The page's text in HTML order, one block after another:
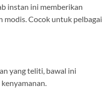
instan ini memberikan
modis. Cocok untuk pelbagai
yang teliti, bawal ini